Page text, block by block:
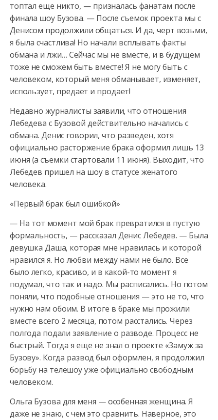
топтал еще никто, — призналась фанатам после
финала шоу Бузова. — После съемок проекта мы с
Денисом продолжили общаться. И да, черт возьми,
я была счастлива! Но начали всплывать факты
обмана и лжи… Сейчас мы не вместе, и в будущем
тоже не сможем быть вместе! Я не могу быть с
человеком, который меня обманывает, изменяет,
использует, предает и продает!
Недавно журналисты заявили, что отношения
Лебедева с Бузовой действительно начались с
обмана. Денис говорил, что разведен, хотя
официально расторжение брака оформил лишь 13
июня (а съемки стартовали 11 июня). Выходит, что
Лебедев пришел на шоу в статусе женатого
человека.
«Первый брак был ошибкой»
— На тот момент мой брак превратился в пустую
формальность, — рассказал Денис Лебедев. — Была
девушка Даша, которая мне нравилась и которой
нравился я. Но любви между нами не было. Все
было легко, красиво, и в какой-то момент я
подумал, что так и надо. Мы расписались. Но потом
поняли, что подобные отношения — это не то, что
нужно нам обоим. В итоге в браке мы прожили
вместе всего 2 месяца, потом расстались. Через
полгода подали заявление о разводе. Процесс не
быстрый. Тогда я еще не знал о проекте «Замуж за
Бузову». Когда развод был оформлен, я продолжил
борьбу на телешоу уже официально свободным
человеком.
Ольга Бузова для меня — особенная женщина. Я
даже не знаю, с чем это сравнить. Наверное, это